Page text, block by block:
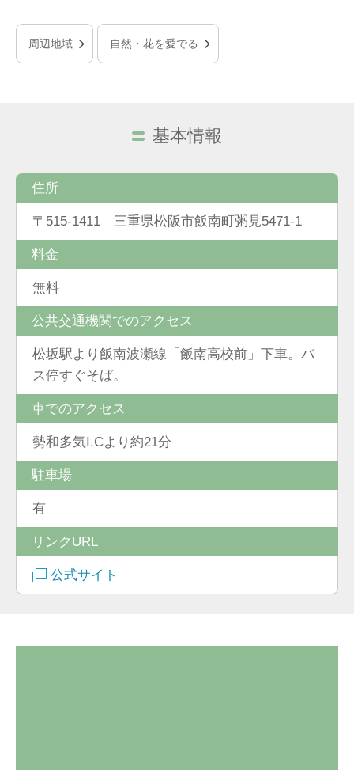
周辺地域 自然・花を愛でる
基本情報
住所
〒515-1411 三重県松阪市飯南町粥見5471-1
料金
無料
公共交通機関でのアクセス
松坂駅より飯南波瀬線「飯南高校前」下車。バ
ス停すぐそば。
車でのアクセス
勢和多気I.Cより約21分
駐車場
有
リンクURL
公式サイト